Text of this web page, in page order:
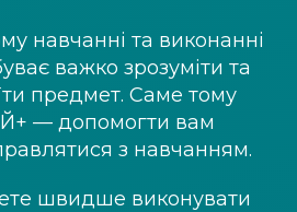
навчанні та виконанні
важко зрозуміти та
предмет. Саме тому
— допомогти вам
з навчанням.
швидше виконувати